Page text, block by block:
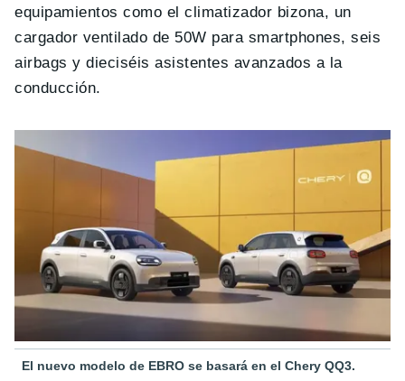
equipamientos como el climatizador bizona, un
cargador ventilado de 50W para smartphones, seis
airbags y dieciséis asistentes avanzados a la
conducción.
El nuevo modelo de EBRO se basará en el Chery QQ3.